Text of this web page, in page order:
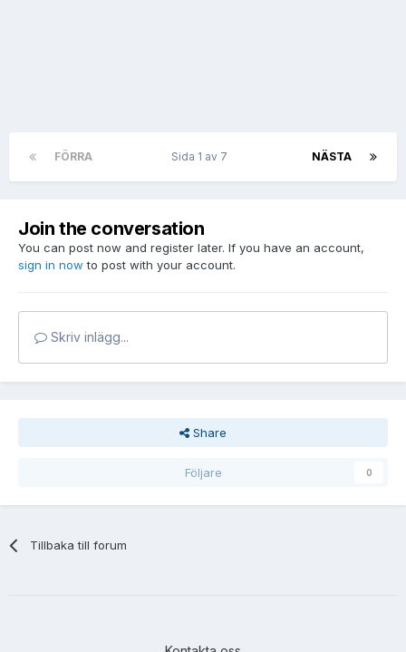
FÖRRA NÄSTA
Sida 1 av 7
Join the conversation
You can post now and register later. If you have an account,
sign in now to post with your account.
Skriv inlägg...
Share
Följare 0
Tillbaka till forum